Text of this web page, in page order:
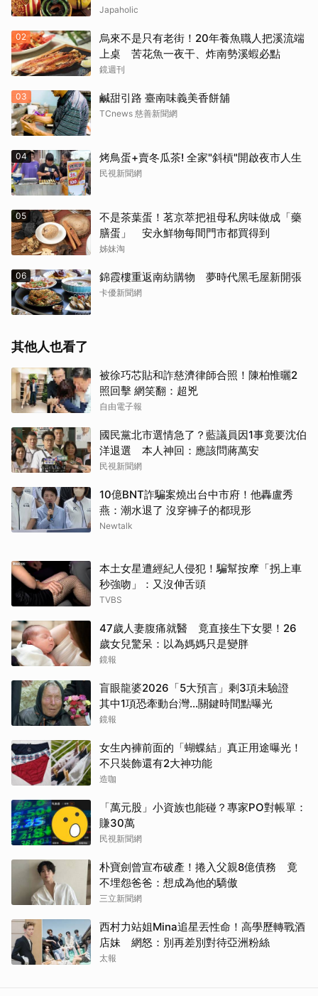
Japaholic
02
烏來不是只有老街！20年養魚職人把溪流端
上桌 苦花魚一夜干、炸南勢溪蝦必點
鏡週刊
03 鹹甜引路 臺南味義美香餅舖
TCnews 慈善新聞網
04 烤鳥蛋+賣冬瓜茶! 全家"斜槓"開啟夜市人生
民視新聞網
05
不是茶葉蛋！茗京萃把祖母私房味做成「藥
膳蛋」 安永鮮物每間門市都買得到
姊妹淘
06 錦霞樓重返南紡購物 夢時代黑毛屋新開張
卡優新聞網
其他人也看了
被徐巧芯貼和詐慈濟律師合照！陳柏惟曬2
照回擊 網笑翻：超兇
自由電子報
國民黨北市選情急了？藍議員因1事竟要沈伯
洋退選 本人神回：應該問蔣萬安
民視新聞網
10億BNT詐騙案燒出台中市府！他轟盧秀
燕：潮水退了 沒穿褲子的都現形
Newtalk
本土女星遭經紀人侵犯！騙幫按摩「拐上車
秒強吻」：又沒伸舌頭
TVBS
47歲人妻腹痛就醫 竟直接生下女嬰！26
歲女兒驚呆：以為媽媽只是變胖
鏡報
盲眼龍婆2026「5大預言」剩3項未驗證
其中1項恐牽動台灣...關鍵時間點曝光
鏡報
女生內褲前面的「蝴蝶結」真正用途曝光！
不只裝飾還有2大神功能
造咖
「萬元股」小資族也能碰？專家PO對帳單：
賺30萬
民視新聞網
朴寶劍曾宣布破產！捲入父親8億債務 竟
不埋怨爸爸：想成為他的驕傲
三立新聞網
西村力站姐Mina追星丟性命！高學歷轉戰酒
店妹 網怒：別再差別對待亞洲粉絲
太報
取消